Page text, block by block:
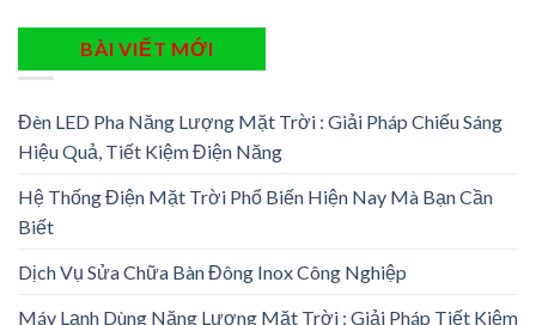
BÀI VIẾT MỚI
Đèn LED Pha Năng Lượng Mặt Trời : Giải Pháp Chiếu Sáng
Hiệu Quả, Tiết Kiệm Điện Năng
Hệ Thống Điện Mặt Trời Phổ Biến Hiện Nay Mà Bạn Cần
Biết
Dịch Vụ Sửa Chữa Bàn Đông Inox Công Nghiệp
Máy Lạnh Dùng Năng Lượng Mặt Trời : Giải Pháp Tiết Kiệm